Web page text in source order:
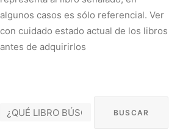
algunos casos es sólo referencial. Ver
con cuidado estado actual de los libros
antes de adquirirlos